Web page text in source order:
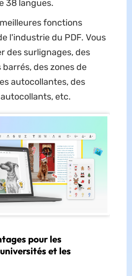
38 langues.
fonctions
l'industrie du PDF. Vous
des surlignages, des
barrés, des zones de
autocollantes, des
etc.
pour les
et les